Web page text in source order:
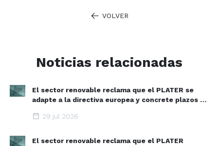
VOLVER
Noticias relacionadas
El sector renovable reclama que el PLATER se
adapte a la directiva europea y concrete plazos y
29 jul 2026
El sector renovable reclama que el PLATER